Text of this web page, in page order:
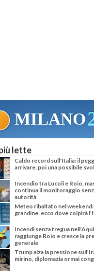
MILANO
lette
Caldo record sull'Italia: il
arrivare, poi una possibile
Incendio tra Lucoli e Roio,
continua il monitoraggio
autorità
Meteo ribaltato nel
grandine, ecco dove colpirà
Incendi senza tregua
raggiunge Roio e cresce la
generale
Trump alza la pressione
mirino, diplomazia ormai